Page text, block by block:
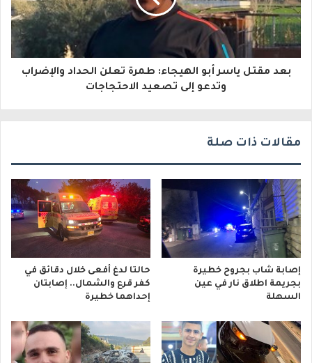
ت
ر
و
بعد مقتل ياسر أبو الهيجاء: طمرة تعلن الحداد والإضراب
وتدعو إلى تصعيد الاحتجاجات
مقالات ذات صلة
إصابة شاب بجروح خطيرة
بجريمة اطلاق نار في عين
السهلة
حالتا لدغ أفعى خلال دقائق في
كفر قرع والشمال.. إصابتان
إحداهما خطيرة